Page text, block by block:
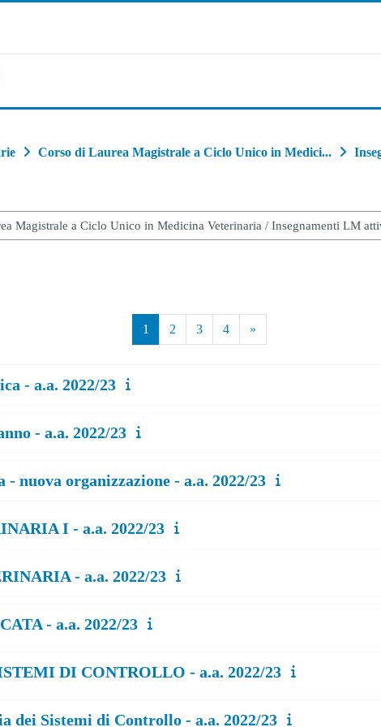
Corso di Laurea Magistrale a Ciclo Unico in Medici...
1 Pagina 1
2 Pagina 2
3Pagina 3
4Pagina 4
»
- a.a. 2022/23
- a.a. 2022/23
organizzazione - a.a. 2022/23
I - a.a. 2022/23
- a.a. 2022/23
- a.a. 2022/23
DI CONTROLLO - a.a. 2022/23
dei Sistemi di Controllo - a.a. 2022/23